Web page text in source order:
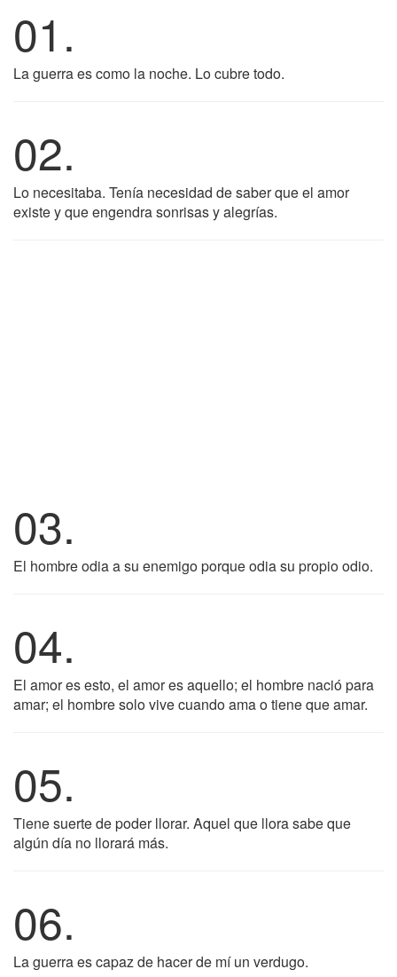
01.
La guerra es como la noche. Lo cubre todo.
02.
Lo necesitaba. Tenía necesidad de saber que el amor
existe y que engendra sonrisas y alegrías.
03.
El hombre odia a su enemigo porque odia su propio odio.
04.
El amor es esto, el amor es aquello; el hombre nació para
amar; el hombre solo vive cuando ama o tiene que amar.
05.
Tiene suerte de poder llorar. Aquel que llora sabe que
algún día no llorará más.
06.
La guerra es capaz de hacer de mí un verdugo.